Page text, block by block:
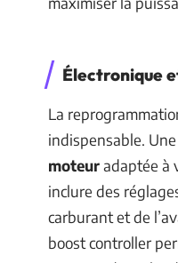
Électronique
La
indispensable.
moteuradaptée à
inclure des
carburant et de
boost controller